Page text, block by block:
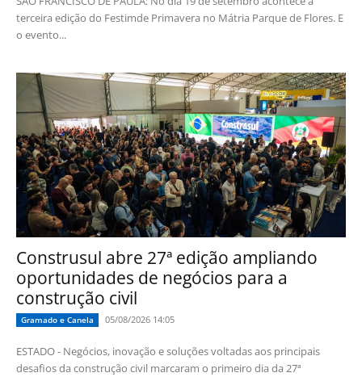
terceira edição do Festimde Primavera no Mátria Parque de Flores. E
o evento...
Construsul abre 27ª edição ampliando
oportunidades de negócios para a
construção civil
Gramado e Canela 05/08/2026 14:05
ESTADO - Negócios, inovação e soluções voltadas aos principais
desafios da construção civil marcaram o primeiro dia da 27ª